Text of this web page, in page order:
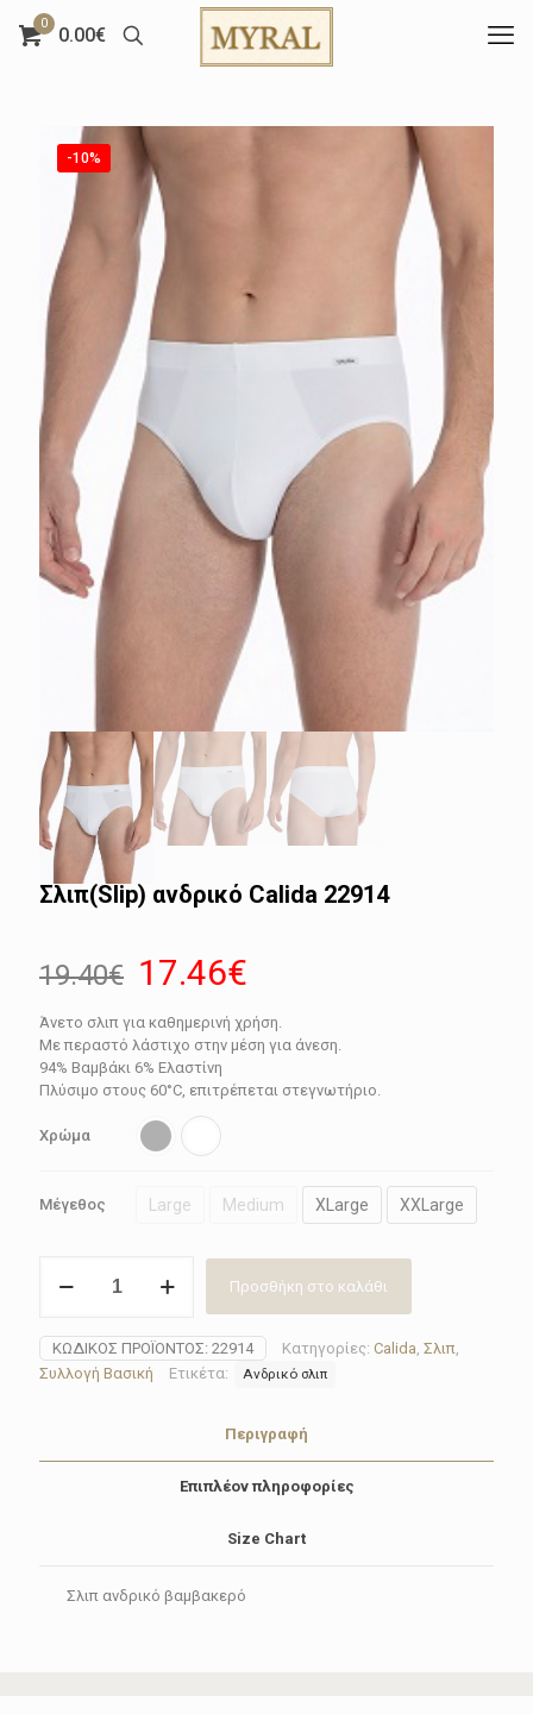
0
0.00€
-10%
Σλιπ(Slip) ανδρικό Calida 22914
19.40€ Original
price
was:
19.40€.
17.46€
τρέχουσα
τιμή
είναι:
17.46€.
Άνετο σλιπ για καθημερινή χρήση.
Με περαστό λάστιχο στην μέση για άνεση.
94% Βαμβάκι 6% Ελαστίνη
Πλύσιμο στους 60°C, επιτρέπεται στεγνωτήριο.
Χρώμα
Μέγεθος Large Medium XLarge XXLarge
ανδρικό
22914
ποσότητα
Προσθήκη στο καλάθι
ΚΩΔΙΚΌΣ ΠΡΟΪΌΝΤΟΣ: 22914 Κατηγορίες: Calida Σλιπ
Συλλογή Βασική
Ετικέτα: Ανδρικό σλιπ
Περιγραφή
Επιπλέον πληροφορίες
Size Chart
Σλιπ ανδρικό βαμβακερό